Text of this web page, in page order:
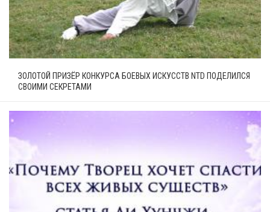
ЗОЛОТОЙ ПРИЗЁР КОНКУРСА БОЕВЫХ ИСКУССТВ NTD ПОДЕЛИЛСЯ
СВОИМИ СЕКРЕТАМИ